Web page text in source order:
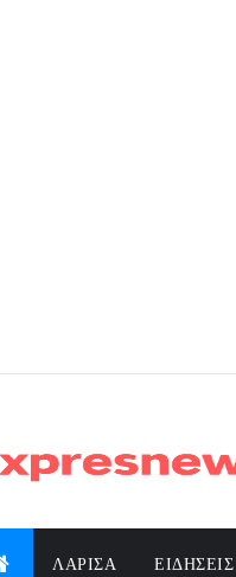
ΛΑΡΙΣΑ ΕΙΔΗΣΕΙΣ